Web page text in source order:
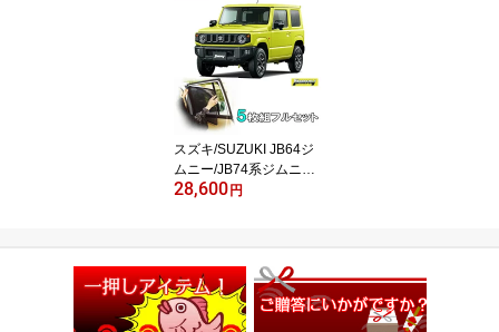
クロスバイク）・盗難防
止・振動検知アラーム・
GPS追跡 日本郵便のクリ
ックポストにて発送！
スズキ/SUZUKI JB64ジ
ムニー/JB74系ジムニー
シエラ 日よけ レーザー
28,600円